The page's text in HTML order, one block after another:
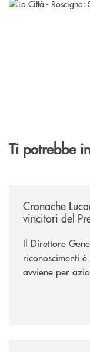
Ti potrebbe
Cronache
vincitori del
Il Direttore
riconoscimenti
avviene per